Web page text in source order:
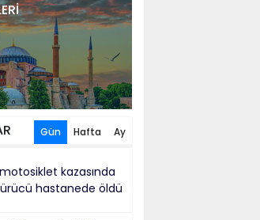
Gün Hafta Ay
kazasında
hastanede öldü